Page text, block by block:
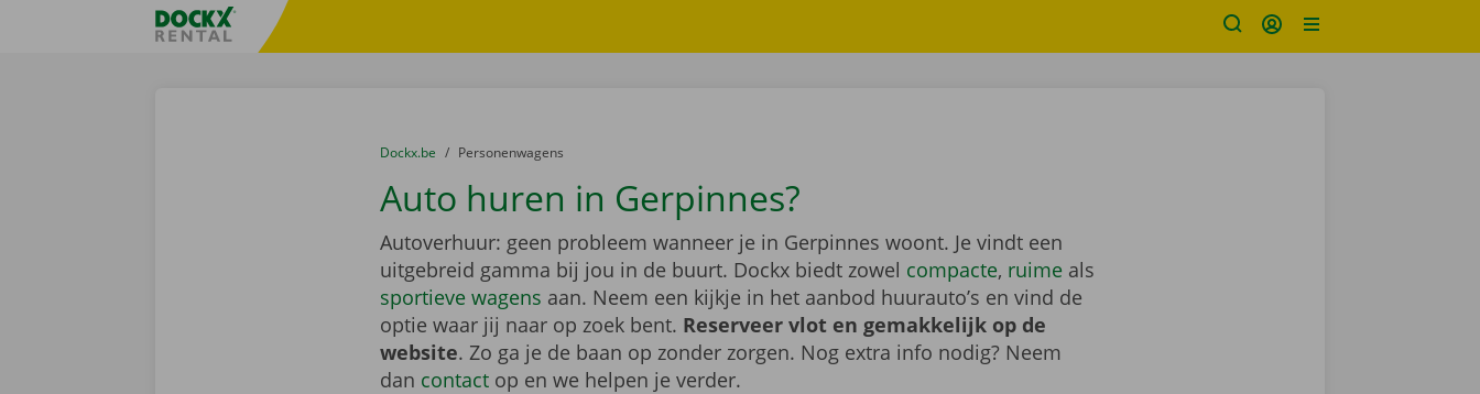
Taalselectie overslaanFratello DEMO
U bevindt zich hier:
van
Dockx.be naar
Personenwagens
Auto huren in Gerpinnes?
Autoverhuur: geen probleem wanneer je in Gerpinnes woont. Je vindt een
uitgebreid gamma bij jou in de buurt. Dockx biedt zowel compacte, ruimeals
sportieve wagens aan. Neem een kijkje in het aanbod huurauto’s en vind de
optie waar jij naar op zoek bent. Reserveer vlot en gemakkelijk op de
website. Zo ga je de baan op zonder zorgen. Nog extra info nodig? Neem
dan contactop en we helpen je verder.